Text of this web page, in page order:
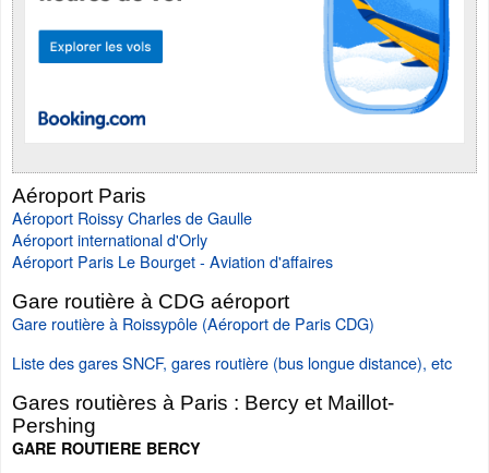
Aéroport Paris
Aéroport Roissy Charles de Gaulle
Aéroport international d'Orly
Aéroport Paris Le Bourget - Aviation d'affaires
Gare routière à CDG aéroport
Gare routière à Roissypôle (Aéroport de Paris CDG)
Liste des gares SNCF, gares routière (bus longue distance), etc
Gares routières à Paris : Bercy et Maillot-
Pershing
GARE ROUTIERE BERCY